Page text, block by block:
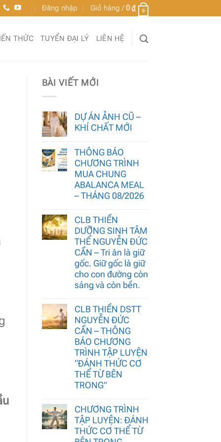
Đăng nhập Giỏ hàng /0₫ 0
THỨC TUYỂN ĐẠI LÝ LIÊN HỆ
BÀI VIẾT MỚI
DỰ ÁN ẢNH CŨ –
KHÍ CHẤT MỚI
THÔNG BÁO
CHƯƠNG TRÌNH
MUA CHUNG
ABALANCA MEAL
– THÁNG 08/2026
CLB THIỀN
DƯỠNG SINH TÂM
THỂ NGUYỄN ĐỨC
CẦN – Tri ân là giữ
gốc. Giữ gốc là giữ
cho con đường còn
sáng và còn bền.
CLB THIỀN DSTT
NGUYỄN ĐỨC
CẦN – THÔNG
BÁO CHƯƠNG
TRÌNH TẬP LUYỆN
“ĐÁNH THỨC CƠ
THỂ TỪ BÊN
TRONG”
CHƯƠNG TRÌNH
TẬP LUYỆN: ĐÁNH
THỨC CƠ THỂ TỪ